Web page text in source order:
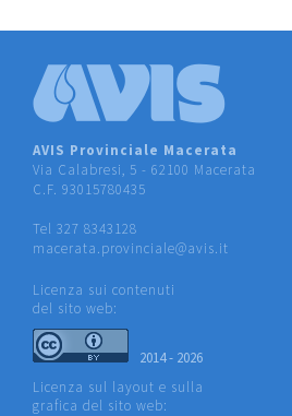
AVIS Provinciale Macerata
Via Calabresi, 5 - 62100 Macerata
C.F. 93015780435
Tel 327 8343128
macerata.provinciale@avis.it
Licenza sui contenuti
del sito web:
2014 - 2026
Licenza sul layout e sulla
grafica del sito web: